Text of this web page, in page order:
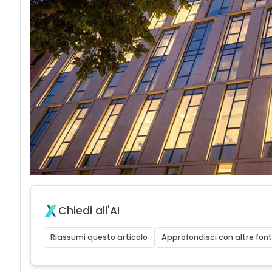
Chiedi all'AI
Riassumi questo articolo Approfondisci con altre